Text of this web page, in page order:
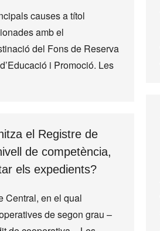
causes a títol
amb el
del Fons de Reserva
i Promoció. Les
el Registre de
de competència,
els expedients?
Central, en el qual
de segon grau –